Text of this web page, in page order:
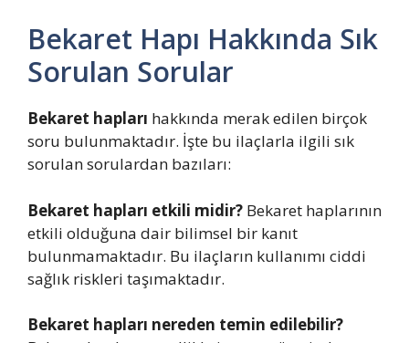
Bekaret Hapı Hakkında Sık
Sorulan Sorular
Bekaret hapları hakkında merak edilen birçok
soru bulunmaktadır. İşte bu ilaçlarla ilgili sık
sorulan sorulardan bazıları:
Bekaret hapları etkili midir? Bekaret haplarının
etkili olduğuna dair bilimsel bir kanıt
bulunmamaktadır. Bu ilaçların kullanımı ciddi
sağlık riskleri taşımaktadır.
Bekaret hapları nereden temin edilebilir?